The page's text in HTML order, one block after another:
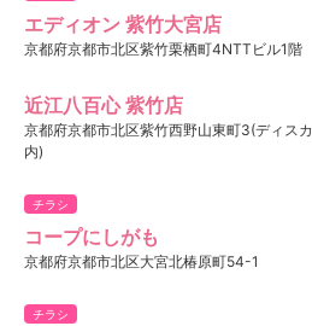
エディオン 紫竹大宮店
京都府京都市北区紫竹栗栖町4NTTビル1階
近江八百心 紫竹店
京都府京都市北区紫竹西野山東町3(ディス
内)
チラシ
コープにしがも
京都府京都市北区大宮北椿原町54-1
チラシ